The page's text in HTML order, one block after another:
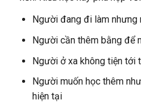
Người đang đi làm nhưng
Người cần thêm bằng để
Người ở xa không tiện tới
Người muốn học thêm
hiện tại